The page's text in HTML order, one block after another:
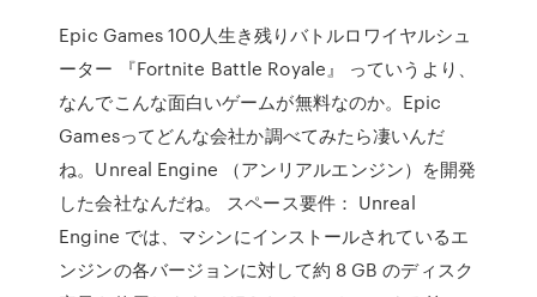
Epic Games 100人生き残りバトルロワイヤルシュ
ーター 『Fortnite Battle Royale』 っていうより、
なんでこんな面白いゲームが無料なのか。Epic
Gamesってどんな会社か調べてみたら凄いんだ
ね。Unreal Engine （アンリアルエンジン）を開発
した会社なんだね。 スペース要件： Unreal
Engine では、マシンにインストールされているエ
ンジンの各バージョンに対して約 8 GB のディスク